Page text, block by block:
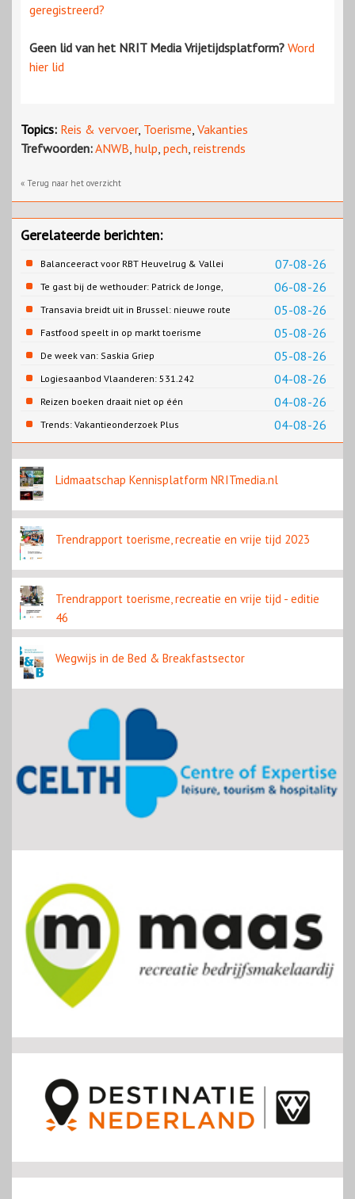
geregistreerd?
Geen lid van het NRIT Media Vrijetijdsplatform? Word
hier lid
Topics: Reis & vervoer, Toerisme, Vakanties
Trefwoorden:ANWB, hulp, pech, reistrends
« Terug naar het overzicht
Gerelateerde berichten:
07-08-26
Balanceeract voor RBT Heuvelrug & Vallei
06-08-26
Te gast bij de wethouder: Patrick de Jonge,
Gemeente Emmen
05-08-26
Transavia breidt uit in Brussel: nieuwe route
naar Porto
05-08-26
Fastfood speelt in op markt toerisme
05-08-26
De week van: Saskia Griep
04-08-26
Logiesaanbod Vlaanderen: 531.242
slaapplaatsen
04-08-26
Reizen boeken draait niet op één
contentbron
04-08-26
Trends: Vakantieonderzoek Plus
Lidmaatschap Kennisplatform NRITmedia.nl
Trendrapport toerisme, recreatie en vrije tijd 2023
Trendrapport toerisme, recreatie en vrije tijd - editie
46
Wegwijs in de Bed & Breakfastsector